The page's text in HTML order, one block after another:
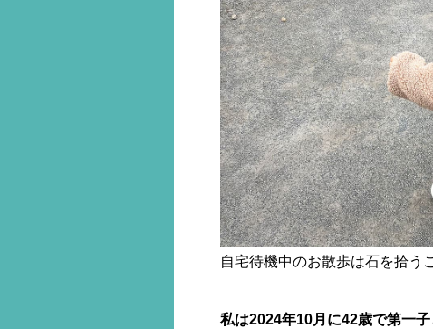
自宅待機中のお散歩は石を拾う
私は2024年10月に42歳で第一